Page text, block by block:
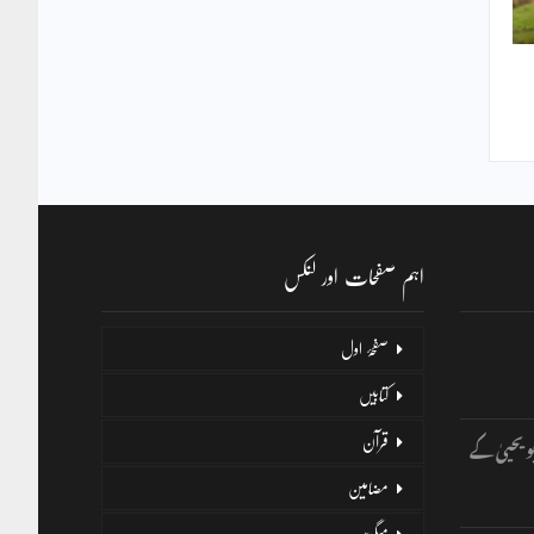
یحییٰ کے
اہم صفحات اور لنکس
صفحۂ اول
کتابیں
قرآن
مضامین